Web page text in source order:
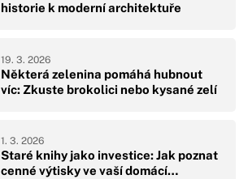
historie k moderní architektuře
Některá zelenina pomáhá hubnout
víc: Zkuste brokolici nebo kysané zelí
19. 3. 2026
Staré knihy jako investice: Jak poznat
cenné výtisky ve vaší domácí…
1. 3. 2026